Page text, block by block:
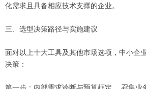
化需求且具备相应技术支撑的企业。
三、选型决策路径与实施建议
面对以上十大工具及其他市场选项，中小企
决策：